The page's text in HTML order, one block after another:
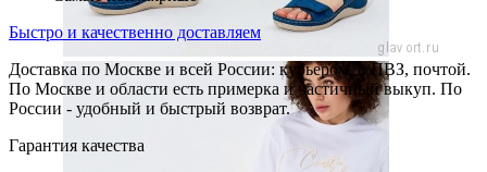
Быстро и качественно доставляем
Доставка по Москве и всей России: курьером, в ПВЗ, почтой.
По Москве и области есть примерка и частичный выкуп. По
России - удобный и быстрый возврат.
Гарантия качества